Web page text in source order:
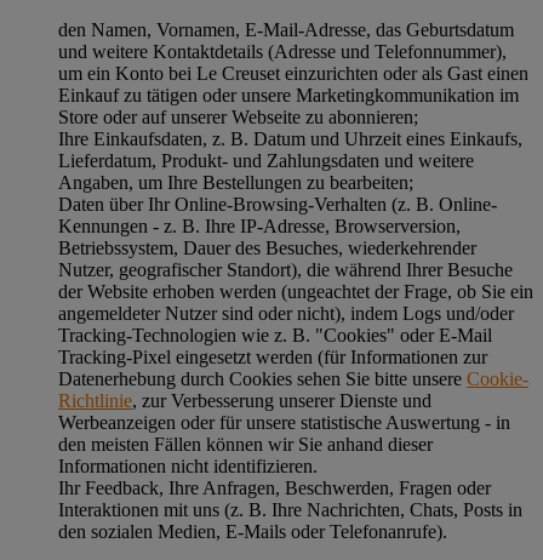
den Namen, Vornamen, E-Mail-Adresse, das Geburtsdatum
und weitere Kontaktdetails (Adresse und Telefonnummer),
um ein Konto bei Le Creuset einzurichten oder als Gast einen
Einkauf zu tätigen oder unsere Marketingkommunikation im
Store oder auf unserer Webseite zu abonnieren;
Ihre Einkaufsdaten, z. B. Datum und Uhrzeit eines Einkaufs,
Lieferdatum, Produkt- und Zahlungsdaten und weitere
Angaben, um Ihre Bestellungen zu bearbeiten;
Daten über Ihr Online-Browsing-Verhalten (z. B. Online-
Kennungen - z. B. Ihre IP-Adresse, Browserversion,
Betriebssystem, Dauer des Besuches, wiederkehrender
Nutzer, geografischer Standort), die während Ihrer Besuche
der Website erhoben werden (ungeachtet der Frage, ob Sie ein
angemeldeter Nutzer sind oder nicht), indem Logs und/oder
Tracking-Technologien wie z. B. "Cookies" oder E-Mail
Tracking-Pixel eingesetzt werden (für Informationen zur
Datenerhebung durch Cookies sehen Sie bitte unsere Cookie-
Richtlinie, zur Verbesserung unserer Dienste und
Werbeanzeigen oder für unsere statistische Auswertung - in
den meisten Fällen können wir Sie anhand dieser
Informationen nicht identifizieren.
Ihr Feedback, Ihre Anfragen, Beschwerden, Fragen oder
Interaktionen mit uns (z. B. Ihre Nachrichten, Chats, Posts in
den sozialen Medien, E-Mails oder Telefonanrufe).